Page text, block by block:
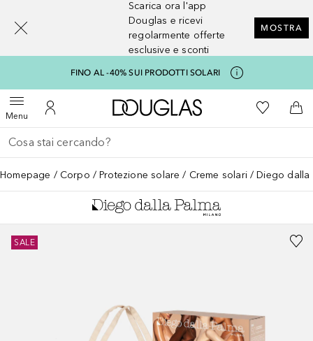
Scarica ora l'app
Douglas e ricevi
regolarmente offerte
esclusive e sconti
MOSTRA
FINO AL -40% SUI PRODOTTI SOLARI
MenuApri menuAl Mio Account
A Douglas HomeAlla Mia
Al
Torna indietro
Esegui ricerca
Homepage Corpo Protezione solare Creme solari Diego dalla
SALE
[navigation.slideout.screenreader]